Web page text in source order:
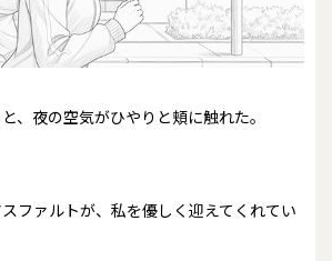
、夜の空気がひやりと頬に触れた。
ファルトが、私を優しく迎えてくれてい